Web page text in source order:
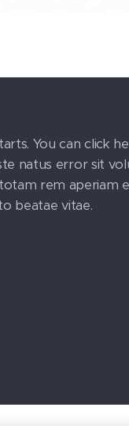
You can click
natus error sit
rem aperiam
beatae vitae.